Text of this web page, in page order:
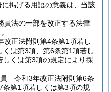
掲げる用語の意義は、当該
法の一部を改正する法律
正法附則第4条第1項若し
は第3項、第6条第1項若し
しくは第3項の規定により採
令和3年改正法附則第6条
第1項若しくは第3項の規